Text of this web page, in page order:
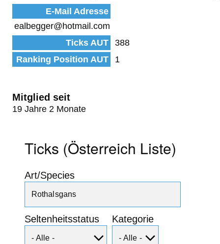
E-Mail Adresse
ealbegger@hotmail.com
Ticks AUT
388
Ranking Position AUT
1
Mitglied seit
19 Jahre 2 Monate
Ticks (Österreich Liste)
Art/Species
Seltenheitsstatus Kategorie